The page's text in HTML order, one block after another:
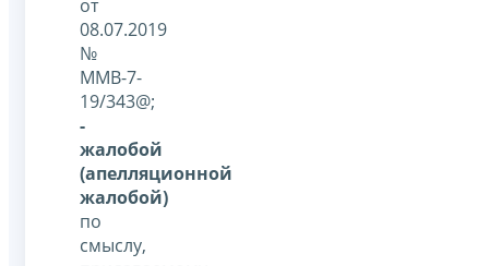
от
08.07.2019
№
ММВ-7-
19/343@;
-
жалобой
(апелляционной
жалобой)
по
смыслу,